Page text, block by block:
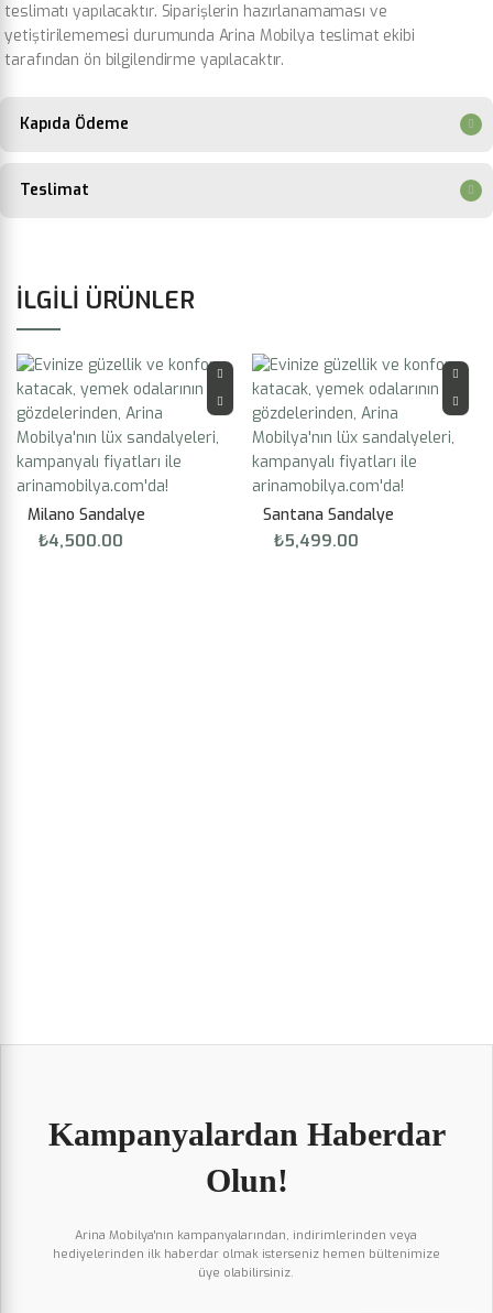
teslimatı yapılacaktır. Siparişlerin hazırlanamaması ve
yetiştirilememesi durumunda Arina Mobilya teslimat ekibi
tarafından ön bilgilendirme yapılacaktır.
Kapıda Ödeme
Teslimat
İLGILI ÜRÜNLER
Milano Sandalye
₺4,500.00
Santana Sandalye
₺5,499.00
Kampanyalardan Haberdar
Olun!
Arina Mobilya'nın kampanyalarından, indirimlerinden veya
hediyelerinden ilk haberdar olmak isterseniz hemen bültenimize
üye olabilirsiniz.